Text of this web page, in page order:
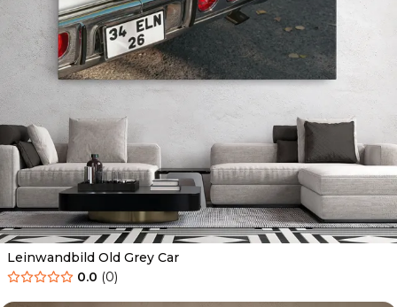
Leinwandbild Old Grey Car
0.0 (0)
Ab 39.90 € 34.90